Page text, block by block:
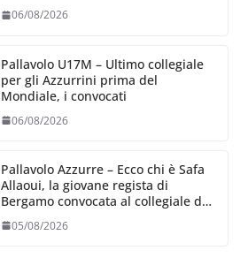
06/08/2026
Pallavolo U17M – Ultimo collegiale
per gli Azzurrini prima del
Mondiale, i convocati
06/08/2026
Pallavolo Azzurre – Ecco chi è Safa
Allaoui, la giovane regista di
Bergamo convocata al collegiale di
05/08/2026